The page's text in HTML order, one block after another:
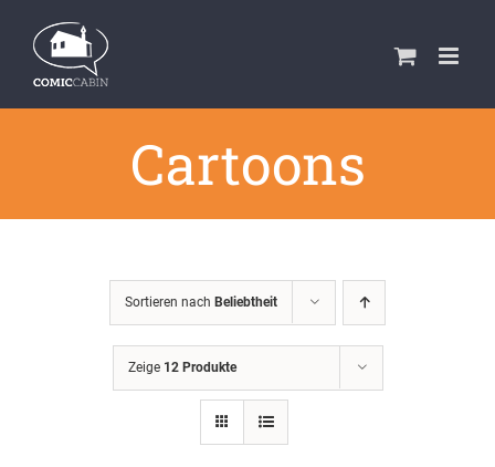
Inhalt
springen
Cartoons
Sortieren nach Beliebtheit
Zeige 12 Produkte